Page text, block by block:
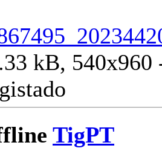
kB, 540x960
TigPT